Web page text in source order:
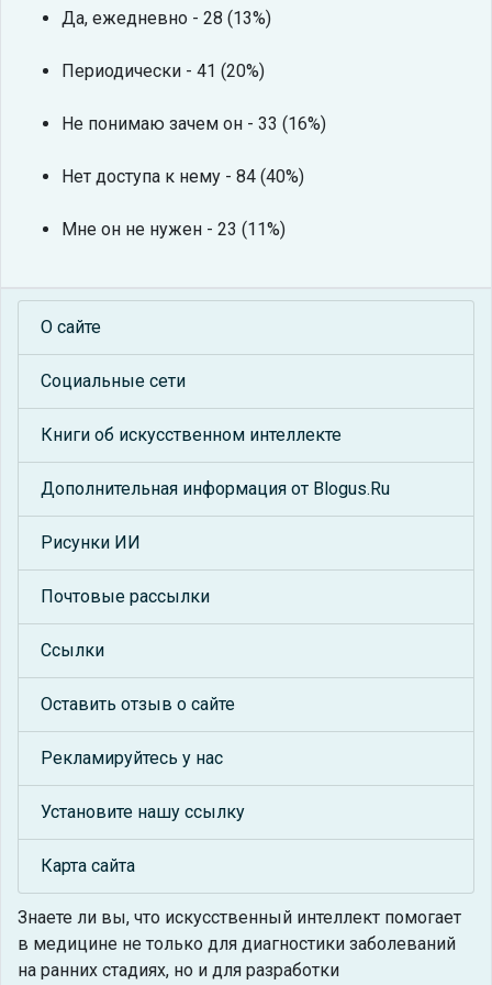
Да, ежедневно - 28 (13%)
Периодически - 41 (20%)
Не понимаю зачем он - 33 (16%)
Нет доступа к нему - 84 (40%)
Мне он не нужен - 23 (11%)
О сайте
Социальные сети
Книги об искусственном интеллекте
Дополнительная информация от Blogus.Ru
Рисунки ИИ
Почтовые рассылки
Ссылки
Оставить отзыв о сайте
Рекламируйтесь у нас
Установите нашу ссылку
Карта сайта
Знаете ли вы, что искусственный интеллект помогает
в медицине не только для диагностики заболеваний
на ранних стадиях, но и для разработки